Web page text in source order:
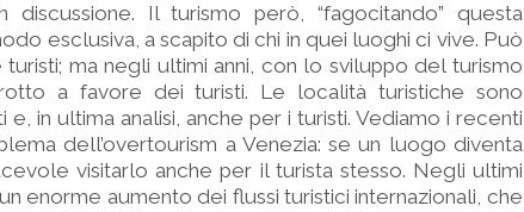
Il turismo però, “fagocitando” questa
esclusiva, a scapito di chi in quei luoghi ci vive. Può
ma negli ultimi anni, con lo sviluppo del turismo
a favore dei turisti. Le località turistiche sono
in ultima analisi, anche per i turisti. Vediamo i recenti
dell’overtourism a Venezia: se un luogo diventa
visitarlo anche per il turista stesso. Negli ultimi
enorme aumento dei flussi turistici internazionali, che